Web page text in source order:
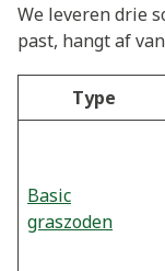
We leveren drie
past, hangt af
Type
Basic
graszoden